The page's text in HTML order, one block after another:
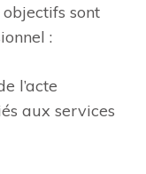
sont
:
l’acte
aux services